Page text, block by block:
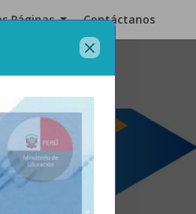
Páginas Contáctanos